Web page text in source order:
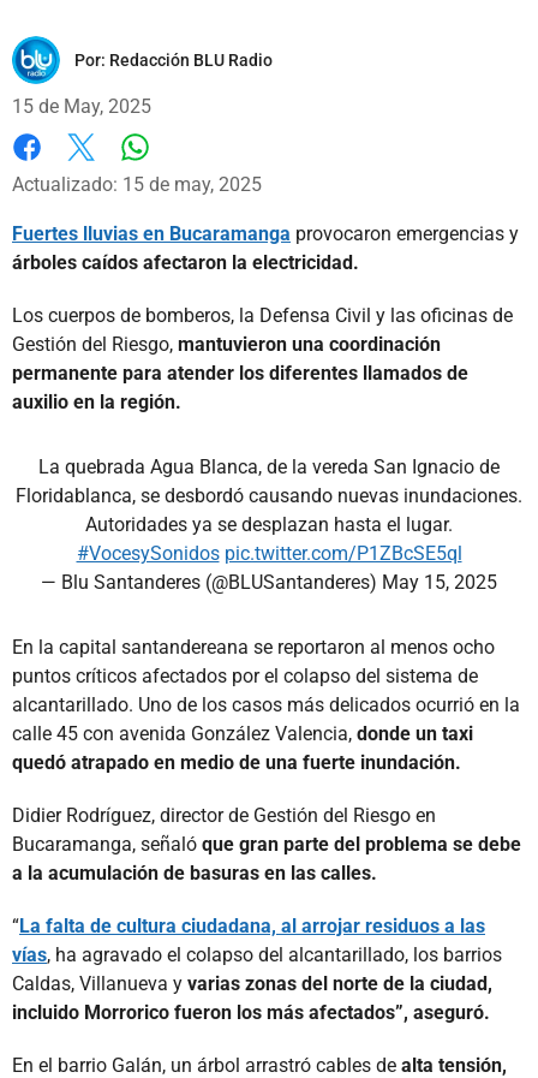
Por: Redacción BLU Radio
15 de May, 2025
Facebook
X
Actualizado: 15 de may, 2025
Fuertes lluvias en Bucaramanga provocaron emergencias y
árboles caídos afectaron la electricidad.
Los cuerpos de bomberos, la Defensa Civil y las oficinas de
Gestión del Riesgo, mantuvieron una coordinación
permanente para atender los diferentes llamados de
auxilio en la región.
La quebrada Agua Blanca, de la vereda San Ignacio de
Floridablanca, se desbordó causando nuevas inundaciones.
Autoridades ya se desplazan hasta el lugar.
#VocesySonidos pic.twitter.com/P1ZBcSE5ql
— Blu Santanderes (@BLUSantanderes) May 15, 2025
En la capital santandereana se reportaron al menos ocho
puntos críticos afectados por el colapso del sistema de
alcantarillado. Uno de los casos más delicados ocurrió en la
calle 45 con avenida González Valencia, donde un taxi
quedó atrapado en medio de una fuerte inundación.
Didier Rodríguez, director de Gestión del Riesgo en
Bucaramanga, señaló que gran parte del problema se debe
a la acumulación de basuras en las calles.
“La falta de cultura ciudadana, al arrojar residuos a las
vías, ha agravado el colapso del alcantarillado, los barrios
Caldas, Villanueva y varias zonas del norte de la ciudad,
incluido Morrorico fueron los más afectados”, aseguró.
En el barrio Galán, un árbol arrastró cables de alta tensión,